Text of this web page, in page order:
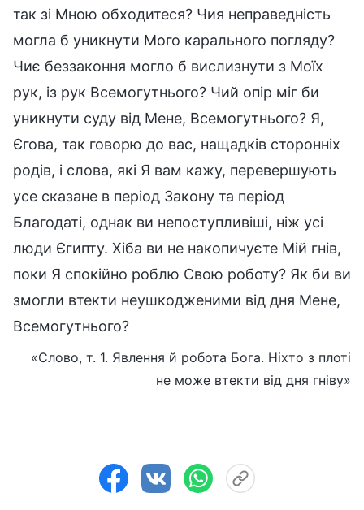
так зі Мною обходитеся? Чия неправедність
могла б уникнути Мого карального погляду?
Чиє беззаконня могло б вислизнути з Моїх
рук, із рук Всемогутнього? Чий опір міг би
уникнути суду від Мене, Всемогутнього? Я,
Єгова, так говорю до вас, нащадків сторонніх
родів, і слова, які Я вам кажу, перевершують
усе сказане в період Закону та період
Благодаті, однак ви непоступливіші, ніж усі
люди Єгипту. Хіба ви не накопичуєте Мій гнів,
поки Я спокійно роблю Свою роботу? Як би ви
змогли втекти неушкодженими від дня Мене,
Всемогутнього?
«Слово, т. 1. Явлення й робота Бога. Ніхто з плоті
не може втекти від дня гніву»